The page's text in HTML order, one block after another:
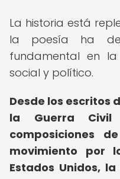
La historia está
la poesía ha
fundamental en
social y político.
Desde los escritos
la Guerra Civil
composiciones
movimiento por
Estados Unidos,